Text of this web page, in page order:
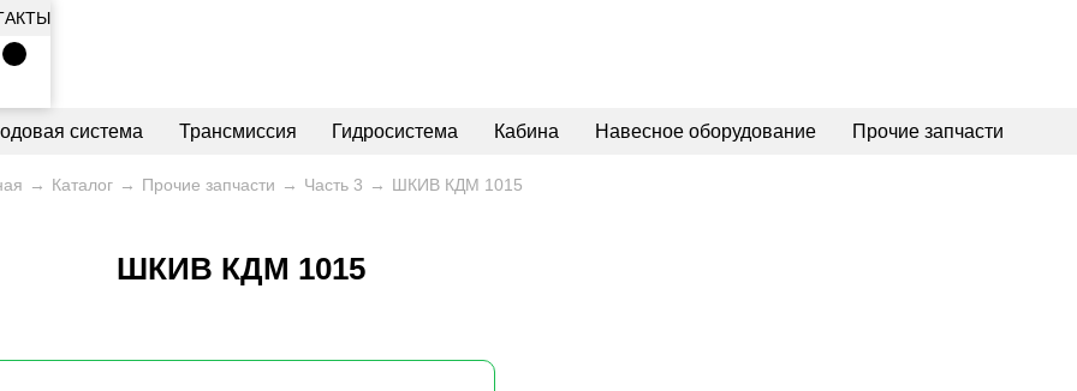
система Трансмиссия Гидросистема Кабина Навесное оборудование Прочие запчасти
Каталог Прочие запчасти Часть 3 ШКИВ КДМ 1015
ШКИВ КДМ 1015